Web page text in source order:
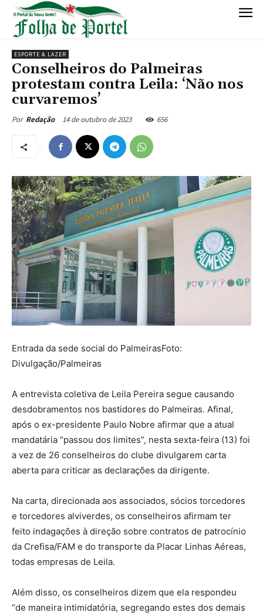
ESPORTE & LAZER
Conselheiros do Palmeiras
protestam contra Leila: ‘Não nos
curvaremos’
Por Redação 14 de outubro de 2023 656
Entrada da sede social do PalmeirasFoto:
Divulgação/Palmeiras
A entrevista coletiva de Leila Pereira segue causando
desdobramentos nos bastidores do Palmeiras. Afinal,
após o ex-presidente Paulo Nobre afirmar que a atual
mandatária “passou dos limites”, nesta sexta-feira (13) foi
a vez de 26 conselheiros do clube divulgarem carta
aberta para criticar as declarações da dirigente.
Na carta, direcionada aos associados, sócios torcedores
e torcedores alviverdes, os conselheiros afirmam ter
feito indagações à direção sobre contratos de patrocínio
da Crefisa/FAM e do transporte da Placar Linhas Aéreas,
todas empresas de Leila.
Além disso, os conselheiros dizem que ela respondeu
“de maneira intimidatória, segregando estes dos demais